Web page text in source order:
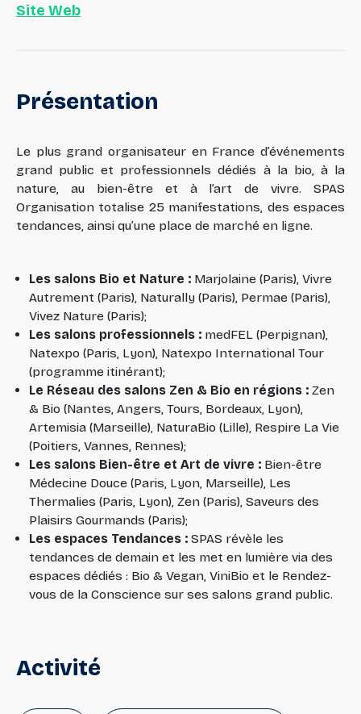
Site Web
Présentation
Le plus grand organisateur en France d’événements
grand public et professionnels dédiés à la bio, à la
nature, au bien-être et à l’art de vivre. SPAS
Organisation totalise 25 manifestations, des espaces
tendances, ainsi qu’une place de marché en ligne.
Les salons Bio et Nature : Marjolaine (Paris), Vivre
Autrement (Paris), Naturally (Paris), Permae (Paris),
Vivez Nature (Paris);
Les salons professionnels : medFEL (Perpignan),
Natexpo (Paris, Lyon), Natexpo International Tour
(programme itinérant);
Le Réseau des salons Zen & Bio en régions : Zen
& Bio (Nantes, Angers, Tours, Bordeaux, Lyon),
Artemisia (Marseille), NaturaBio (Lille), Respire La Vie
(Poitiers, Vannes, Rennes);
Les salons Bien-être et Art de vivre : Bien-être
Médecine Douce (Paris, Lyon, Marseille), Les
Thermalies (Paris, Lyon), Zen (Paris), Saveurs des
Plaisirs Gourmands (Paris);
Les espaces Tendances : SPAS révèle les
tendances de demain et les met en lumière via des
espaces dédiés : Bio & Vegan, ViniBio et le Rendez-
vous de la Conscience sur ses salons grand public.
Activité